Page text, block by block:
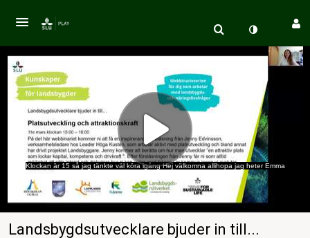
Klockan är 15 så jag tänkte väl köra igång Hej välkomna allihopa jag heter Emma
Landsbygdsutvecklare bjuder in till...